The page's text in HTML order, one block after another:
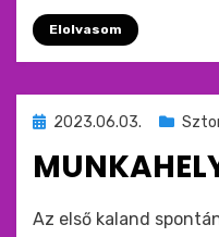
Elolvasom
Beküldve
2023.06.03.
by monkey
Az első kaland